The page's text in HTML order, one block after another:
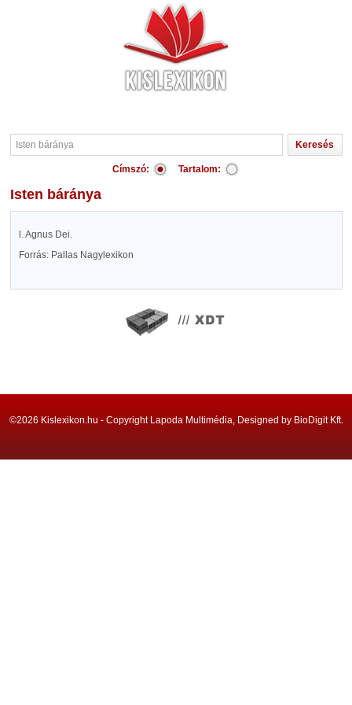
Címszó: Tartalom:
Isten báránya
l. Agnus Dei.
Forrás: Pallas Nagylexikon
©2026 Kislexikon.hu - Copyright Lapoda Multimédia, Designed by BioDigit Kft.